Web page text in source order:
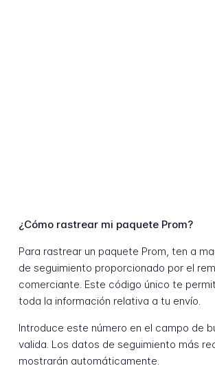
¿Cómo rastrear mi paquete Prom?
Para rastrear un paquete Prom, ten a
de seguimiento proporcionado por el
comerciante. Este código único te
toda la información relativa a tu envío.
Introduce este número en el campo de
valida. Los datos de seguimiento más
mostrarán automáticamente.